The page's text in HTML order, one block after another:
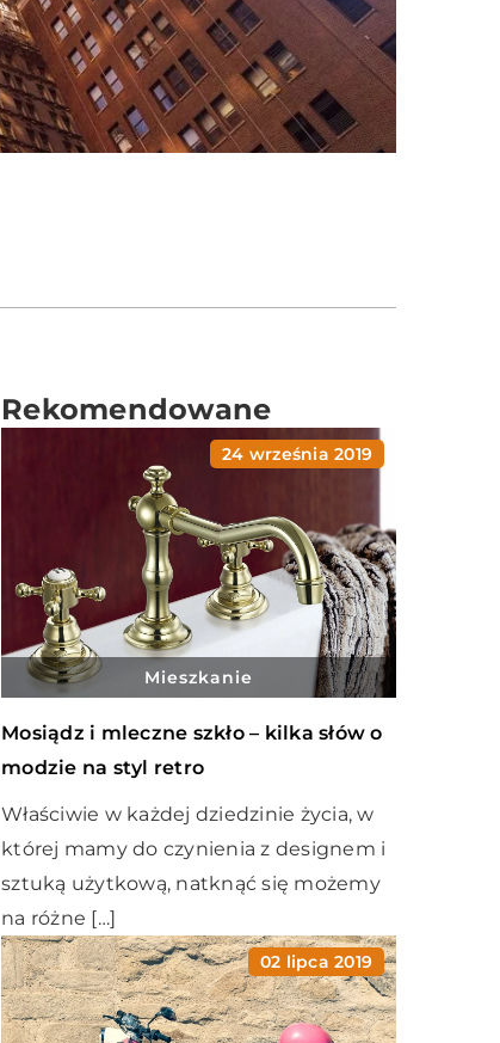
Rekomendowane
24 września 2019
Mieszkanie
Mosiądz i mleczne szkło – kilka słów o
modzie na styl retro
Właściwie w każdej dziedzinie życia, w
której mamy do czynienia z designem i
sztuką użytkową, natknąć się możemy
na różne […]
02 lipca 2019